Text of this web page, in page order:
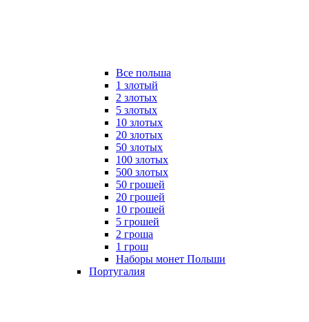
Все польша
1 злотый
2 злотых
5 злотых
10 злотых
20 злотых
50 злотых
100 злотых
500 злотых
50 грошей
20 грошей
10 грошей
5 грошей
2 гроша
1 грош
Наборы монет Польши
Португалия